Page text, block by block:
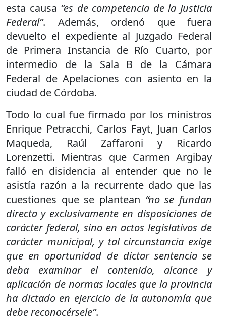
esta causa “es de competencia de la Justicia
Federal”. Además, ordenó que fuera
devuelto el expediente al Juzgado Federal
de Primera Instancia de Río Cuarto, por
intermedio de la Sala B de la Cámara
Federal de Apelaciones con asiento en la
ciudad de Córdoba.
Todo lo cual fue firmado por los ministros
Enrique Petracchi, Carlos Fayt, Juan Carlos
Maqueda, Raúl Zaffaroni y Ricardo
Lorenzetti. Mientras que Carmen Argibay
falló en disidencia al entender que no le
asistía razón a la recurrente dado que las
cuestiones que se plantean “no se fundan
directa y exclusivamente en disposiciones de
carácter federal, sino en actos legislativos de
carácter municipal, y tal circunstancia exige
que en oportunidad de dictar sentencia se
deba examinar el contenido, alcance y
aplicación de normas locales que la provincia
ha dictado en ejercicio de la autonomía que
debe reconocérsele”.